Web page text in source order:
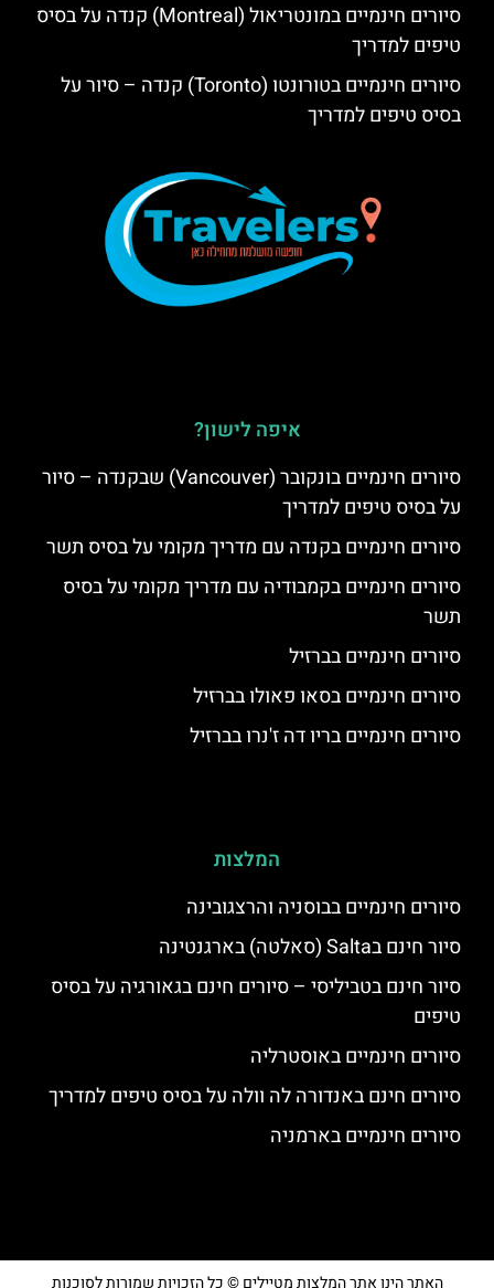
סיורים חינמיים במונטריאול (Montreal) קנדה על בסיס
טיפים למדריך
סיורים חינמיים בטורונטו (Toronto) קנדה – סיור על
בסיס טיפים למדריך
איפה לישון?
סיורים חינמיים בונקובר (Vancouver) שבקנדה – סיור
על בסיס טיפים למדריך
סיורים חינמיים בקנדה עם מדריך מקומי על בסיס תשר
סיורים חינמיים בקמבודיה עם מדריך מקומי על בסיס
תשר
סיורים חינמיים בברזיל
סיורים חינמיים בסאו פאולו בברזיל
סיורים חינמיים בריו דה ז'נרו בברזיל
המלצות
סיורים חינמיים בבוסניה והרצגובינה
סיור חינם בSalta (סאלטה) בארגנטינה
סיור חינם בטביליסי – סיורים חינם בגאורגיה על בסיס
טיפים
סיורים חינמיים באוסטרליה
סיורים חינם באנדורה לה וולה על בסיס טיפים למדריך
סיורים חינמיים בארמניה
האתר הינו אתר המלצות מטיילים © כל הזכויות שמורות לסוכנות